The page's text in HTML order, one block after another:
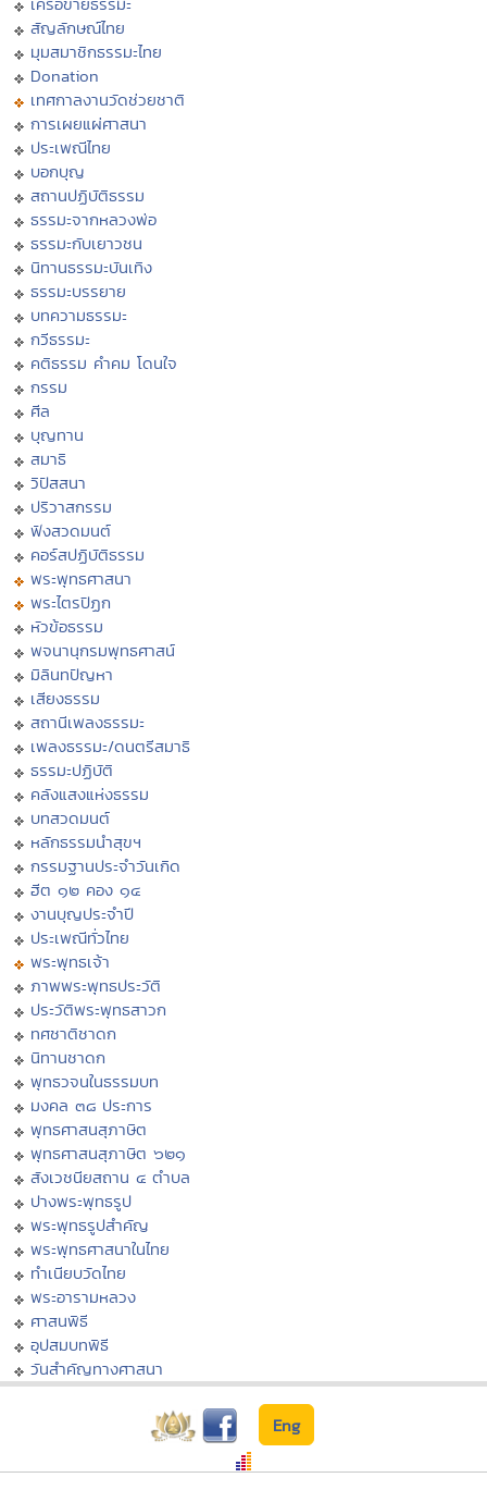
สัญลักษณ์ไทย
มุมสมาชิกธรรมะไทย
Donation
เทศกาลงานวัดช่วยชาติ
การเผยแผ่ศาสนา
ประเพณีไทย
บอกบุญ
สถานปฏิบัติธรรม
ธรรมะจากหลวงพ่อ
ธรรมะกับเยาวชน
นิทานธรรมะบันเทิง
ธรรมะบรรยาย
บทความธรรมะ
กวีธรรมะ
คติธรรม คำคม โดนใจ
กรรม
ศีล
บุญทาน
สมาธิ
วิปัสสนา
ปริวาสกรรม
ฟังสวดมนต์
คอร์สปฏิบัติธรรม
พระพุทธศาสนา
พระไตรปิฏก
หัวข้อธรรม
พจนานุกรมพุทธศาสน์
มิลินทปัญหา
เสียงธรรม
สถานีเพลงธรรมะ
เพลงธรรมะ/ดนตรีสมาธิ
ธรรมะปฏิบัติ
คลังแสงแห่งธรรม
บทสวดมนต์
หลักธรรมนำสุขฯ
กรรมฐานประจำวันเกิด
ฮีต ๑๒ คอง ๑๔
งานบุญประจำปี
ประเพณีทั่วไทย
พระพุทธเจ้า
ภาพพระพุทธประวัติ
ประวัติพระพุทธสาวก
ทศชาติชาดก
นิทานชาดก
พุทธวจนในธรรมบท
มงคล ๓๘ ประการ
พุทธศาสนสุภาษิต
พุทธศาสนสุภาษิต ๖๒๑
สังเวชนียสถาน ๔ ตำบล
ปางพระพุทธรูป
พระพุทธรูปสำคัญ
พระพุทธศาสนาในไทย
ทำเนียบวัดไทย
พระอารามหลวง
ศาสนพิธี
อุปสมบทพิธี
วันสำคัญทางศาสนา
Eng